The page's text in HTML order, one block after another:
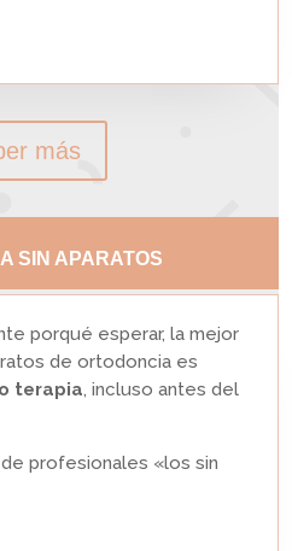
más
SIN APARATOS
porqué esperar, la mejor
de ortodoncia es
terapia, incluso antes del
profesionales «los sin